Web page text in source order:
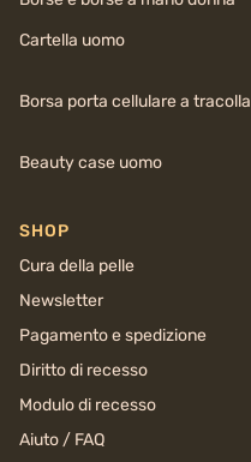
Cartella uomo
Borsa porta cellulare a tracolla
Beauty case uomo
SHOP
Cura della pelle
Newsletter
Pagamento e spedizione
Diritto di recesso
Modulo di recesso
Aiuto / FAQ